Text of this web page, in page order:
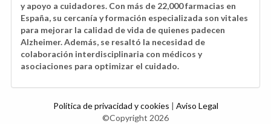
y apoyo a cuidadores. Con más de 22,000 farmacias en
España, su cercanía y formación especializada son vitales
para mejorar la calidad de vida de quienes padecen
Alzheimer. Además, se resaltó la necesidad de
colaboración interdisciplinaria con médicos y
asociaciones para optimizar el cuidado.
Política de privacidad y cookies | Aviso Legal
©Copyright 2026